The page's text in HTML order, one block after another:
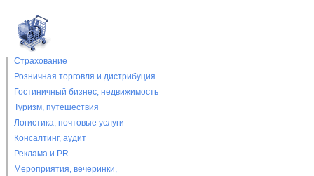
Страхование
Розничная торговля и дистрибуция
Гостиничный бизнес, недвижимость
Туризм, путешествия
Логистика, почтовые услуги
Консалтинг, аудит
Реклама и PR
Мероприятия, вечеринки,